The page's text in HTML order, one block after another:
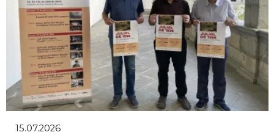
15.07.2026